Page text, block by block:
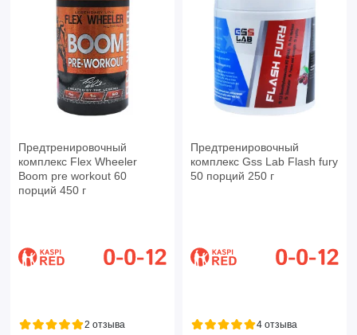
Предтренировочный
комплекс Flex Wheeler
Boom pre workout 60
порций 450 г
2 отзыва
Предтренировочный
комплекс Gss Lab Flash fury
50 порций 250 г
4 отзыва